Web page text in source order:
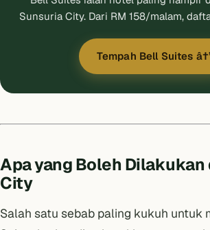
Sunsuria City. Dari RM 158/malam,
Tempah Bell Suites â†’
Apa yang Boleh Dilakukan
City
Salah satu sebab paling kukuh untuk